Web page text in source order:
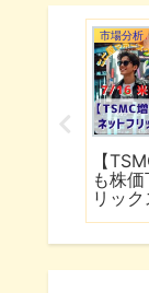
市場分析
【
も株
リッ